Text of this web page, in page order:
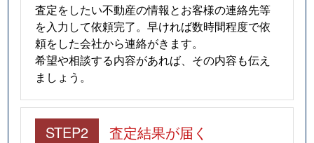
査定をしたい不動産の情報とお客様の連絡先等
を入力して依頼完了。早ければ数時間程度で依
頼をした会社から連絡がきます。
希望や相談する内容があれば、その内容も伝え
ましょう。
STEP2 査定結果が届く